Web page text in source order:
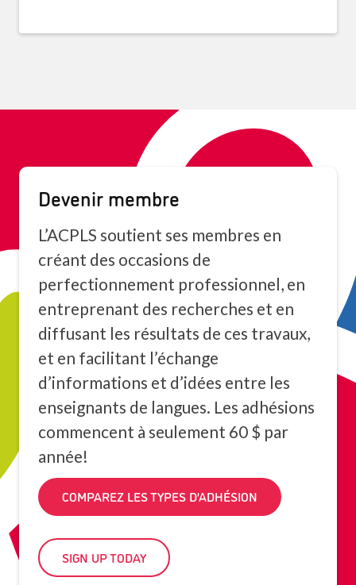
Devenir membre
L’ACPLS soutient ses membres en
créant des occasions de
perfectionnement professionnel, en
entreprenant des recherches et en
diffusant les résultats de ces travaux,
et en facilitant l’échange
d’informations et d’idées entre les
enseignants de langues. Les adhésions
commencent à seulement 60 $ par
année!
COMPAREZ LES TYPES D’ADHÉSION
SIGN UP TODAY